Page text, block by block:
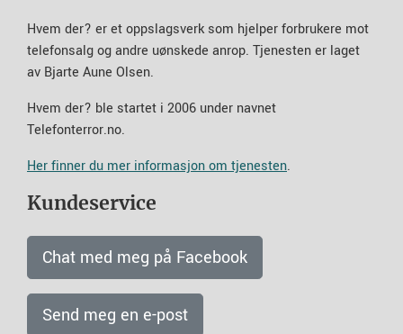
Hvem der? er et oppslagsverk som hjelper forbrukere mot
telefonsalg og andre uønskede anrop. Tjenesten er laget
av Bjarte Aune Olsen.
Hvem der? ble startet i 2006 under navnet
Telefonterror.no.
Her finner du mer informasjon om tjenesten.
Kundeservice
Chat med meg på Facebook
Send meg en e-post